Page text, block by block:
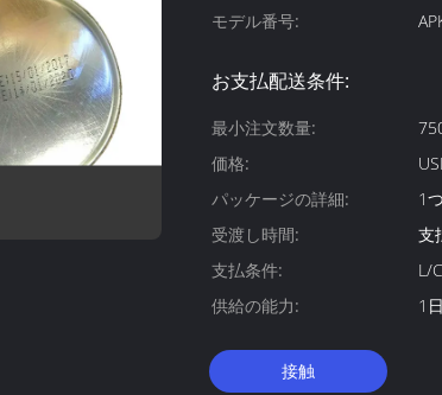
モデル番号:
お支払配送条件:
最小注文数量:
価格:
パッケージの詳細:
1
受渡し時間:
支
支払条件:
L/
供給の能力:
1
接触